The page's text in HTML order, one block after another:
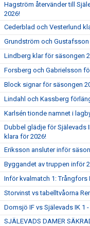
Hagström återvänder till
2026!
Cederblad och Vesterlund
Grundström och
Lindberg klar för säsongen
Forsberg och Gabrielsson
Block signar för säsongen
Lindahl och Kassberg
Karlsén tionde namnet i
Dubbel glädje för Själevads
klara för 2026!
Eriksson ansluter inför
Byggandet av truppen inför
Inför kvalmatch 1: Trångfors
Storvinst vs tabelltvåorna
Domsjö IF vs Själevads IK 1 -
SJÄLEVADS DAMER